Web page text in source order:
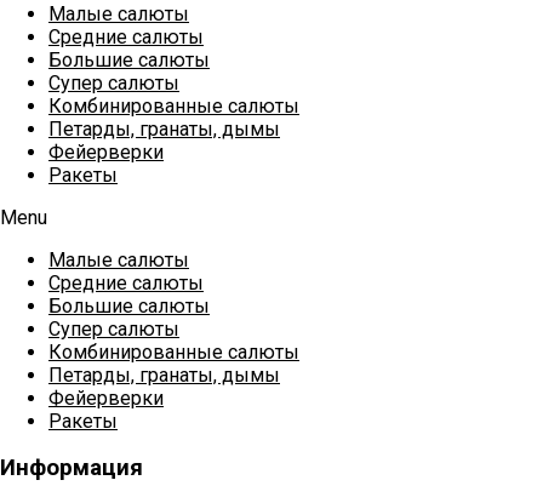
Малые салюты
Средние салюты
Большие салюты
Супер салюты
Комбинированные салюты
Петарды, гранаты, дымы
Фейерверки
Ракеты
Menu
Малые салюты
Средние салюты
Большие салюты
Супер салюты
Комбинированные салюты
Петарды, гранаты, дымы
Фейерверки
Ракеты
Информация